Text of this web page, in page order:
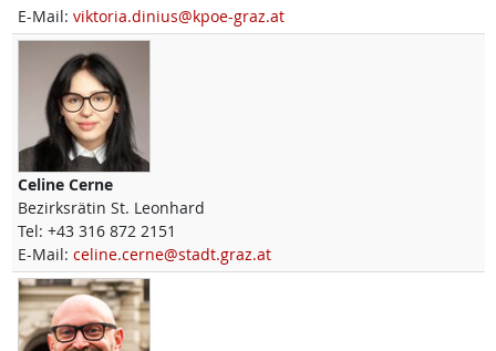
E-Mail: viktoria.dinius@kpoe-graz.at
Celine Cerne
Bezirksrätin St. Leonhard
Tel: +43 316 872 2151
E-Mail: celine.cerne@stadt.graz.at